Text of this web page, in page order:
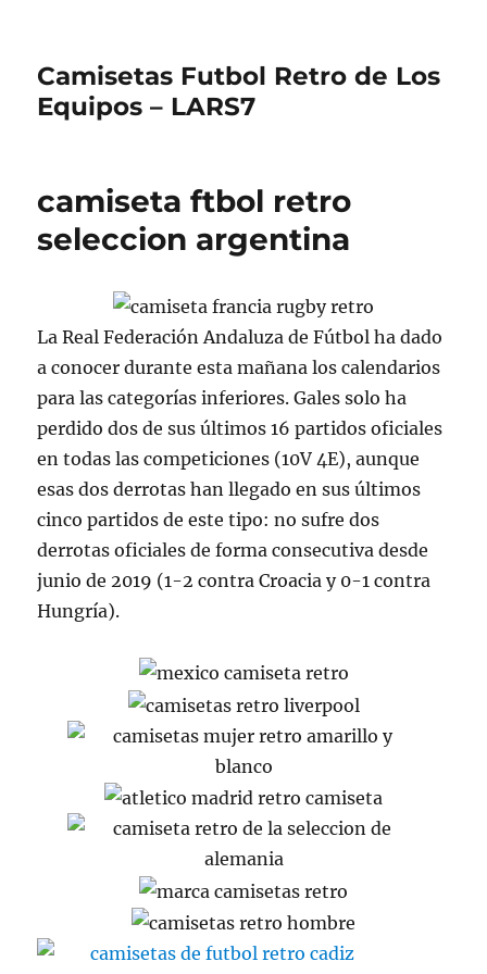
Camisetas Futbol Retro de Los
Equipos – LARS7
camiseta ftbol retro
seleccion argentina
La Real Federación Andaluza de Fútbol ha dado
a conocer durante esta mañana los calendarios
para las categorías inferiores. Gales solo ha
perdido dos de sus últimos 16 partidos oficiales
en todas las competiciones (10V 4E), aunque
esas dos derrotas han llegado en sus últimos
cinco partidos de este tipo: no sufre dos
derrotas oficiales de forma consecutiva desde
junio de 2019 (1-2 contra Croacia y 0-1 contra
Hungría).